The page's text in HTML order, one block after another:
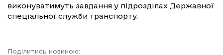
виконуватимуть завдання у підрозділах Державної
спеціальної служби транспорту.
Поділитись новиною: